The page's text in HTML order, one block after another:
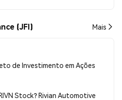
(JFI) Mais
de Investimento em Ações
Stock? Rivian Automotive